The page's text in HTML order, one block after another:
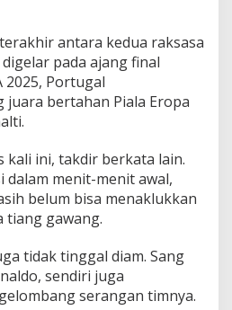
antara kedua raksasa
pada ajang final
2025, Portugal
juara bertahan Piala Eropa
kali ini, takdir berkata lain.
dalam menit-menit awal,
belum bisa menaklukkan
tiang gawang.
tidak tinggal diam. Sang
sendiri juga
serangan timnya.